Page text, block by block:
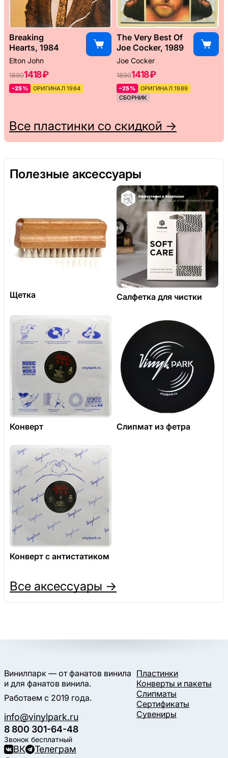
Breaking
Hearts, 1984
Elton John
18901418 ₽
–25% ОРИГИНАЛ 1984
The Very Best Of
Joe Cocker, 1989
Joe Cocker
18901418 ₽
–25%
ОРИГИНАЛ 1989
СБОРНИК
Все пластинки со скидкой →
Полезные аксессуары
Щетка Салфетка для чистки
Конверт Слипмат из фетра
Конверт с антистатиком
Все аксессуары →
Винилпарк — от фанатов винила
и для фанатов винила.
Работаем с 2019 года.
info@vinylpark.ru
8 800 301-64-48
Звонок бесплатный
ВК Телеграм
Пластинки
Конверты и пакеты
Слипматы
Сертификаты
Сувениры